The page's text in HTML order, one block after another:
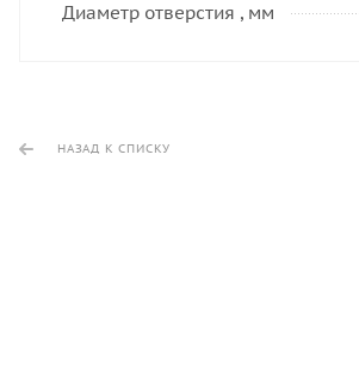
Диаметр отверстия , мм
НАЗАД К СПИСКУ